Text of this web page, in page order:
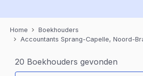
Home
Boekhouders
Accountants Sprang-Capelle, Noord-
20 Boekhouders gevonden